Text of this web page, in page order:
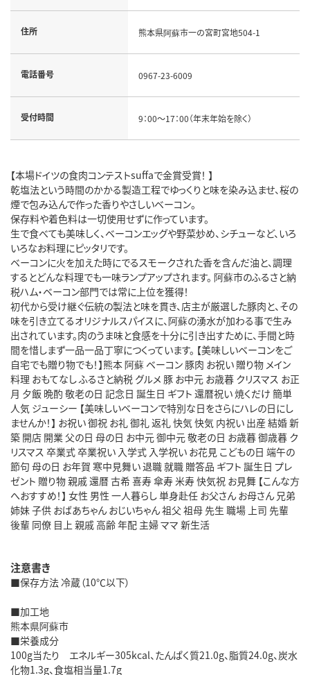
住所 熊本県阿蘇市一の宮町宮地504-1
電話番号 0967-23-6009
受付時間 9：00～17：00（年末年始を除く）
【本場ドイツの食肉コンテストsuffaで金賞受賞！ 】
乾塩法という時間のかかる製造工程でゆっくりと味を染み込ませ、桜の
煙で包み込んで作った香りやさしいベーコン。
保存料や着色料は一切使用せずに作っています。
生で食べても美味しく、ベーコンエッグや野菜炒め、シチューなど、いろ
いろなお料理にピッタリです。
ベーコンに火を加えた時にでるスモークされた香を含んだ油と、調理
するとどんな料理でも一味ランプアップされます。 阿蘇市のふるさと納
税ハム・ベーコン部門では常に上位を獲得！
初代から受け継ぐ伝統の製法と味を貫き、店主が厳選した豚肉と、その
味を引き立てるオリジナルスパイスに、阿蘇の湧水が加わる事で生み
出されています。肉のうま味と食感を十分に引き出すために、手間と時
間を惜しまず一品一品丁寧につくっています。 【美味しいベーコンをご
自宅でも贈り物でも！】熊本 阿蘇 ベーコン 豚肉 お祝い 贈り物 メイン
料理 おもてなし ふるさと納税 グルメ 豚 お中元 お歳暮 クリスマス お正
月 夕飯 晩酌 敬老の日 記念日 誕生日 ギフト 還暦祝い 焼くだけ 簡単
人気 ジューシー 【美味しいベーコンで特別な日をさらにハレの日にし
ませんか！】 お祝い 御祝 お礼 御礼 返礼 快気 快気 内祝い 出産 結婚 新
築 開店 開業 父の日 母の日 お中元 御中元 敬老の日 お歳暮 御歳暮 ク
リスマス 卒業式 卒業祝い 入学式 入学祝い お花見 こどもの日 端午の
節句 母の日 お年賀 寒中見舞い 退職 就職 贈答品 ギフト 誕生日 プレ
ゼント 贈り物 親戚 還暦 古希 喜寿 傘寿 米寿 快気祝 お見舞 【こんな方
へおすすめ！】 女性 男性 一人暮らし 単身赴任 お父さん お母さん 兄弟
姉妹 子供 おばあちゃん おじいちゃん 祖父 祖母 先生 職場 上司 先輩
後輩 同僚 目上 親戚 高齢 年配 主婦 ママ 新生活
注意書き
■保存方法 冷蔵（10℃以下）
■加工地
熊本県阿蘇市
■栄養成分
100g当たり エネルギー305kcal、たんぱく質21.0g、脂質24.0g、炭水
化物1.3g、食塩相当量1.7g